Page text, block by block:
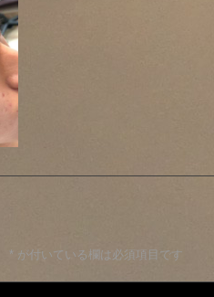
* が付いている欄は必須項目です